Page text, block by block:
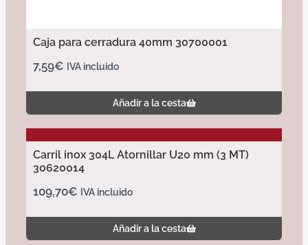
Caja para cerradura 40mm 30700001
7,59€ IVA incluido
Añadir a la cesta
Carril inox 304L Atornillar U20 mm (3 MT)
30620014
109,70€ IVA incluido
Añadir a la cesta